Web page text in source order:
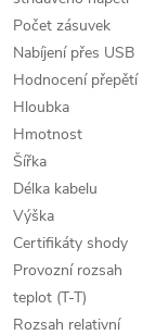
Počet zásuvek
Nabíjení přes USB
Hodnocení přepětí
Hloubka
Hmotnost
Šířka
Délka kabelu
Výška
Certifikáty shody
Provozní rozsah
teplot (T-T)
Rozsah relativní